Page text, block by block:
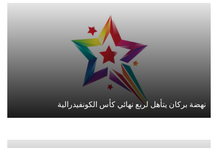
نهضة بركان يتأهل لربع نهائي كأس الكونفيدرالية